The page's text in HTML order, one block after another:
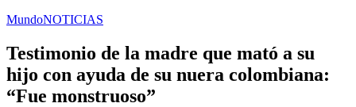
MundoNOTICIAS
Testimonio de la madre que mató a su
hijo con ayuda de su nuera colombiana:
“Fue monstruoso”